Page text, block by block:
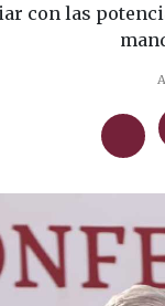
con las